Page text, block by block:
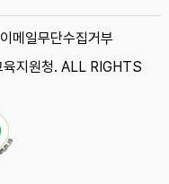
이메일무단수집거부
지원청. ALL RIGHTS